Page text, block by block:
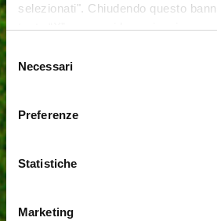
selezionati". Chiudendo questo
tasto “X” prosegui la navigazione e
modificare le tue preferenze in ogni
link “Impostazione dei cookie” a
informazioni ti invitiamo a prendere
Policy.
Selezione
del
consenso
Necessari
Preferenze
Statistiche
Marketing
Trampolini
divertimento dei più piccoli e la